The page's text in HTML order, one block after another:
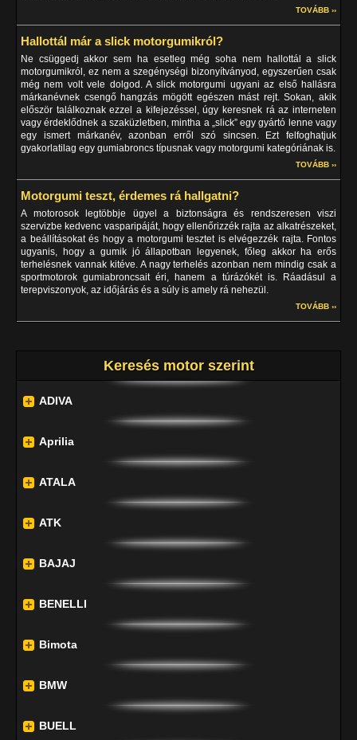
TOVÁBB ››
Hallottál már a slick motorgumikról?
Ne csüggedj akkor sem ha esetleg még soha nem hallottál a slick
motorgumikról, ez nem a szegénységi bizonyítványod, egyszerűen csak
még nem volt vele dolgod. A slick motorgumi ugyani az első hallásra
márkanévnek csengő hangzás mögött egészen mást rejt. Sokan, akik
először találkoznak ezzel a kifejezéssel, úgy keresnek rá az interneten
vagy érdeklődnek a szaküzletben, mintha a „slick” egy gyártó lenne vagy
egy ismert márkanév, azonban erről szó sincsen. Ezt felfoghatjuk
gyakorlatilag egy gumiabroncs típusnak vagy motorgumi kategóriának is.
TOVÁBB ››
Motorgumi teszt, érdemes rá hallgatni?
A motorosok legtöbbje ügyel a biztonságra és rendszeresen viszi
szervizbe kedvenc vasparipáját, hogy ellenőrizzék rajta az alkatrészeket,
a beállításokat és hogy a motorgumi tesztet is elvégezzék rajta. Fontos
ugyanis, hogy a gumik jó állapotban legyenek, főleg akkor ha erős
terhelésnek vannak kitéve. A nagy terhelés azonban nem mindig csak a
sportmotorok gumiabroncsait éri, hanem a túrázókét is. Ráadásul a
terepviszonyok, az időjárás és a súly is amely rá nehezül.
TOVÁBB ››
Keresés motor szerint
ADIVA
Aprilia
ATALA
ATK
BAJAJ
BENELLI
Bimota
BMW
BUELL